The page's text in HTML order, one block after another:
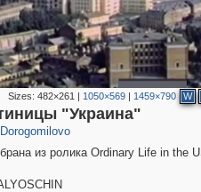
Sizes: 482×261 | 1050×569| 1459×790 W
"Украина"
Dorogomilovo
107
из ролика Ordinary Life in the